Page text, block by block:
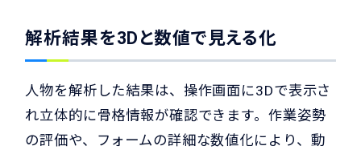
解析結果を3Dと数値で見える化
人物を解析した結果は、操作画面に3Dで表示さ
れ立体的に骨格情報が確認できます。作業姿勢
の評価や、フォームの詳細な数値化により、動